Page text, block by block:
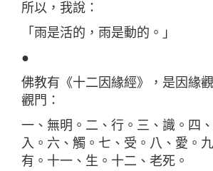
所以，我說：
「雨是活的，雨是動的。」
●
佛教有《十二因緣經》，是因緣
觀門：
一、無明。二、行。三、識。四
入。六、觸。七、受。八、愛。
有。十一、生。十二、老死。